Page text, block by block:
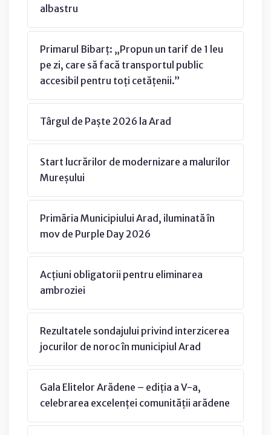
albastru
Primarul Bibarț: „Propun un tarif de 1 leu
pe zi, care să facă transportul public
accesibil pentru toți cetățenii.”
Târgul de Paște 2026 la Arad
Start lucrărilor de modernizare a malurilor
Mureșului
Primăria Municipiului Arad, iluminată în
mov de Purple Day 2026
Acțiuni obligatorii pentru eliminarea
ambroziei
Rezultatele sondajului privind interzicerea
jocurilor de noroc în municipiul Arad
Gala Elitelor Arădene – ediția a V-a,
celebrarea excelenței comunității arădene